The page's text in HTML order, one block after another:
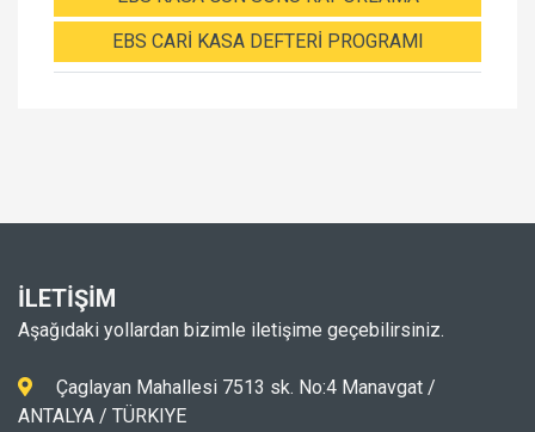
EBS CARİ KASA DEFTERİ PROGRAMI
İLETİŞİM
Aşağıdaki yollardan bizimle iletişime geçebilirsiniz.
Çaglayan Mahallesi 7513 sk. No:4 Manavgat /
ANTALYA / TÜRKIYE